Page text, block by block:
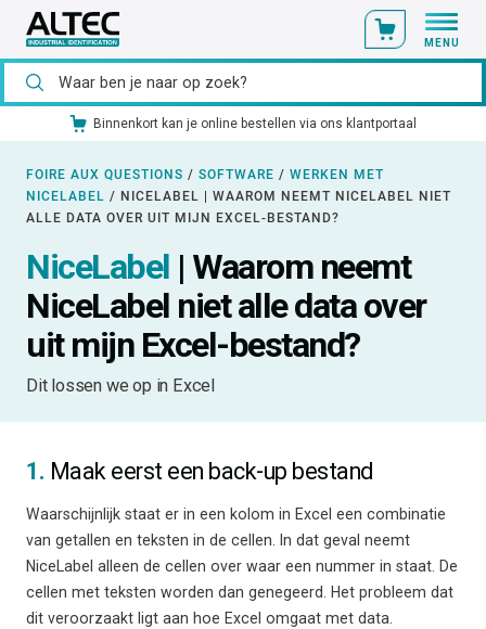
MENU
Binnenkort kan je online bestellen via ons klantportaal
FOIRE AUX QUESTIONS / SOFTWARE / WERKEN MET
NICELABEL / NICELABEL | WAAROM NEEMT NICELABEL NIET
ALLE DATA OVER UIT MIJN EXCEL-BESTAND?
NiceLabel | Waarom neemt
NiceLabel niet alle data over
uit mijn Excel-bestand?
Dit lossen we op in Excel
1. Maak eerst een back-up bestand
Waarschijnlijk staat er in een kolom in Excel een combinatie
van getallen en teksten in de cellen. In dat geval neemt
NiceLabel alleen de cellen over waar een nummer in staat. De
cellen met teksten worden dan genegeerd. Het probleem dat
dit veroorzaakt ligt aan hoe Excel omgaat met data.